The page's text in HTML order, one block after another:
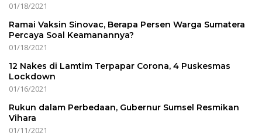
01/18/2021
Ramai Vaksin Sinovac, Berapa Persen Warga Sumatera
Percaya Soal Keamanannya?
01/18/2021
12 Nakes di Lamtim Terpapar Corona, 4 Puskesmas
Lockdown
01/16/2021
Rukun dalam Perbedaan, Gubernur Sumsel Resmikan
Vihara
01/11/2021